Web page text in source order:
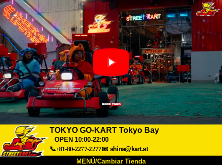
TOKYO GO-KART Tokyo Bay
OPEN 10:00-22:00
📞+81-80-2277-2277📧 shina@kart.st
MENÚ/Cambiar Tienda